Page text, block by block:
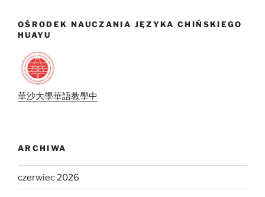
OŚRODEK NAUCZANIA JĘZYKA CHIŃSKIEGO
HUAYU
華沙大學華語教學中
ARCHIWA
czerwiec 2026